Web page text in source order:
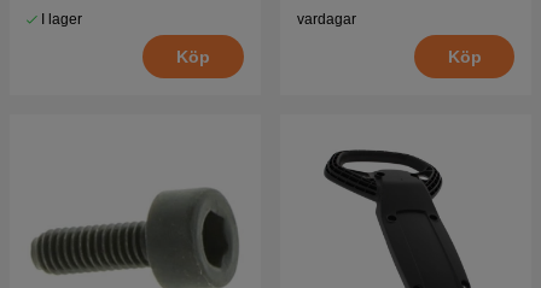
I lager
Köp
vardagar
Köp